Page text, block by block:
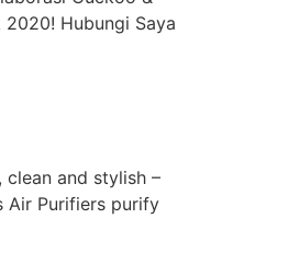
2020! Hubungi Saya
clean and stylish –
Air Purifiers purify